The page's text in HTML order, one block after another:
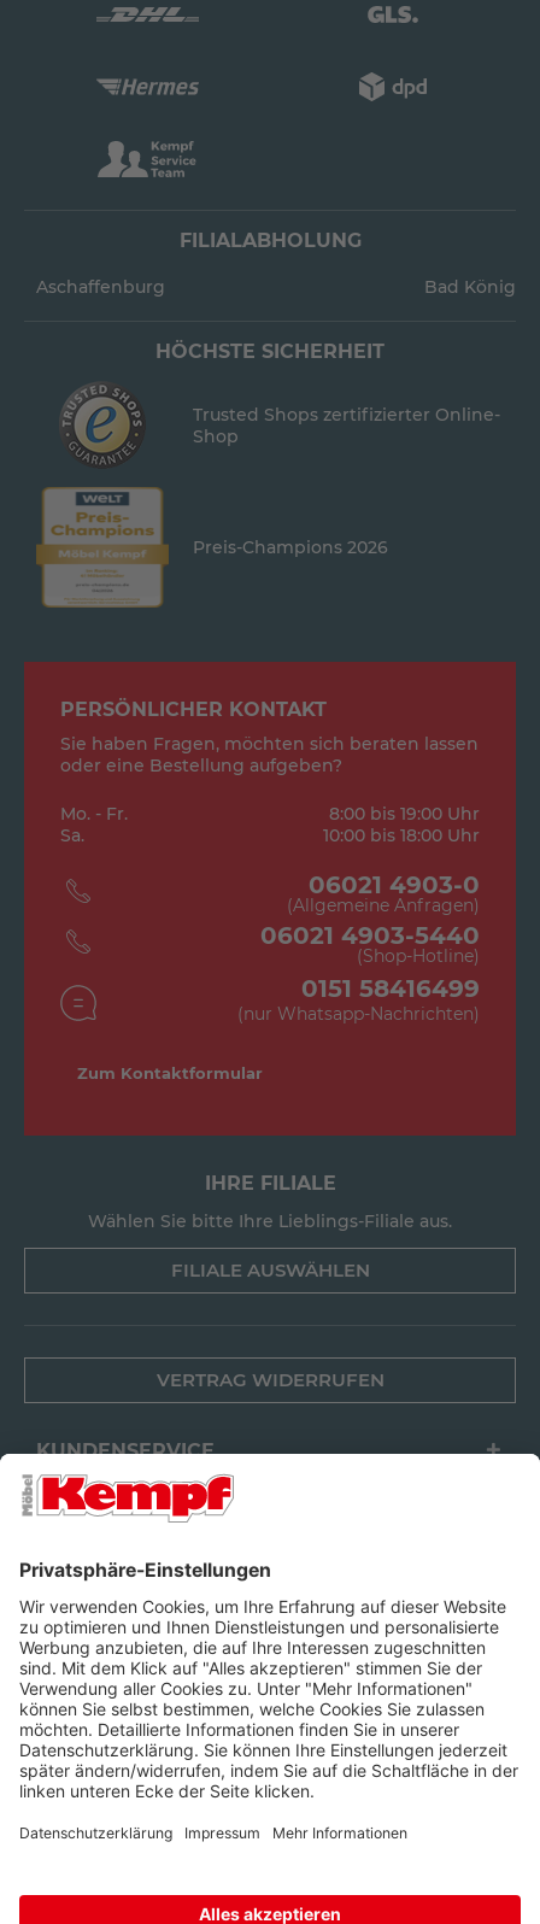
FILIALABHOLUNG
Aschaffenburg Bad König
HÖCHSTE SICHERHEIT
Trusted Shops zertifizierter Online-
Shop
Preis-Champions 2026
PERSÖNLICHER KONTAKT
Sie haben Fragen, möchten sich beraten lassen
oder eine Bestellung aufgeben?
Mo. - Fr.
8:00 bis 19:00 Uhr
Sa.
10:00 bis 18:00 Uhr
06021 4903-0
(Allgemeine Anfragen)
06021 4903-5440
(Shop-Hotline)
0151 58416499
(nur Whatsapp-Nachrichten)
Zum Kontaktformular
IHRE FILIALE
Wählen Sie bitte Ihre Lieblings-Filiale aus.
FILIALE AUSWÄHLEN
VERTRAG WIDERRUFEN
KUNDENSERVICE
FILIALEN
FOLGEN SIE UNS
Barrierefreiheit Cookie-Einstellungen Widerrufsrecht
Nachnahmegebühren, wenn nicht anders beschrieben.
* Wir nutzen Trusted Shops als unabhängigen Dienstleister für die